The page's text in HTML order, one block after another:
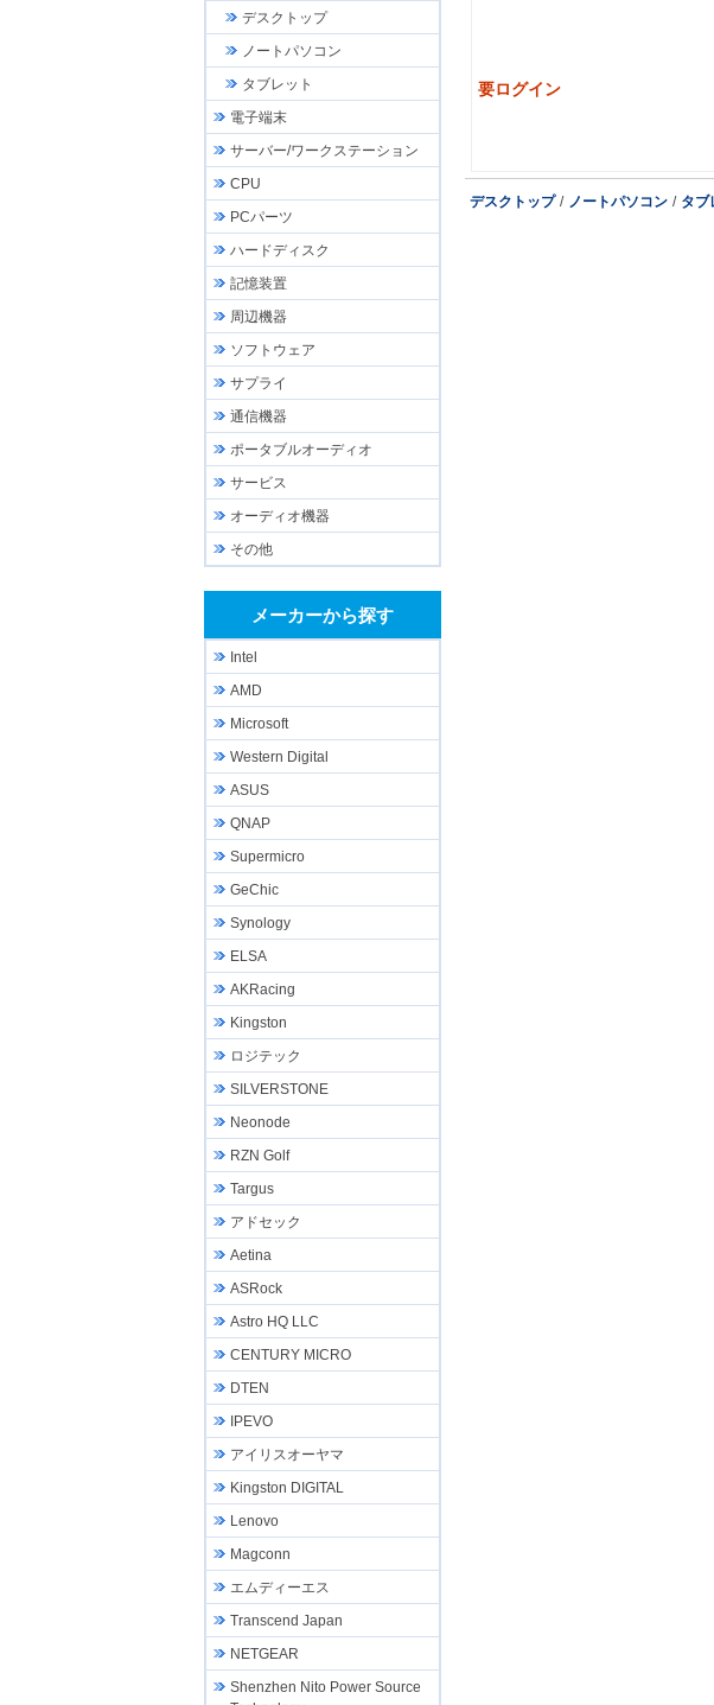
要ログイン
デスクトップ / ノートパソコン / タブ
デスクトップ
ノートパソコン
タブレット
電子端末
サーバー/ワークステーション
CPU
PCパーツ
ハードディスク
記憶装置
周辺機器
ソフトウェア
サプライ
通信機器
ポータブルオーディオ
サービス
オーディオ機器
その他
メーカーから探す
Intel
AMD
Microsoft
Western Digital
ASUS
QNAP
Supermicro
GeChic
Synology
ELSA
AKRacing
Kingston
ロジテック
SILVERSTONE
Neonode
RZN Golf
Targus
アドセック
Aetina
ASRock
Astro HQ LLC
CENTURY MICRO
DTEN
IPEVO
アイリスオーヤマ
Kingston DIGITAL
Lenovo
Magconn
エムディーエス
Transcend Japan
NETGEAR
Shenzhen Nito Power Source